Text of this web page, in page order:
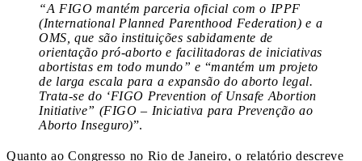
“A FIGO mantém parceria oficial com o IPPF
(International Planned Parenthood Federation) e a
OMS, que são instituições sabidamente de
orientação pró-aborto e facilitadoras de iniciativas
abortistas em todo mundo” e “mantém um projeto
de larga escala para a expansão do aborto legal.
Trata-se do ‘FIGO Prevention of Unsafe Abortion
Initiative” (FIGO – Iniciativa para Prevenção ao
Aborto Inseguro)”.
Quanto ao Congresso no Rio de Janeiro, o relatório descreve